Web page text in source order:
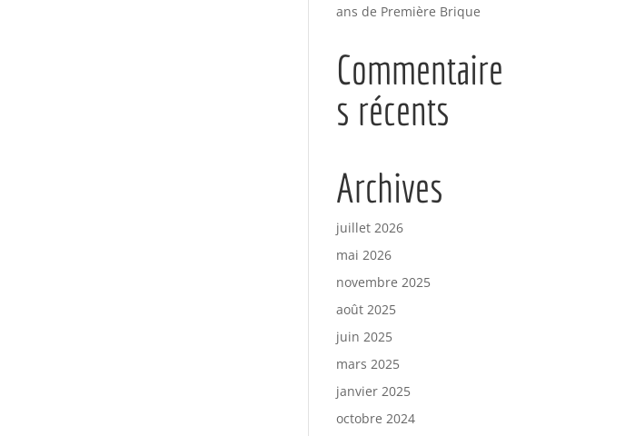
ans de Première Brique
Commentaire
s récents
Archives
juillet 2026
mai 2026
novembre 2025
août 2025
juin 2025
mars 2025
janvier 2025
octobre 2024